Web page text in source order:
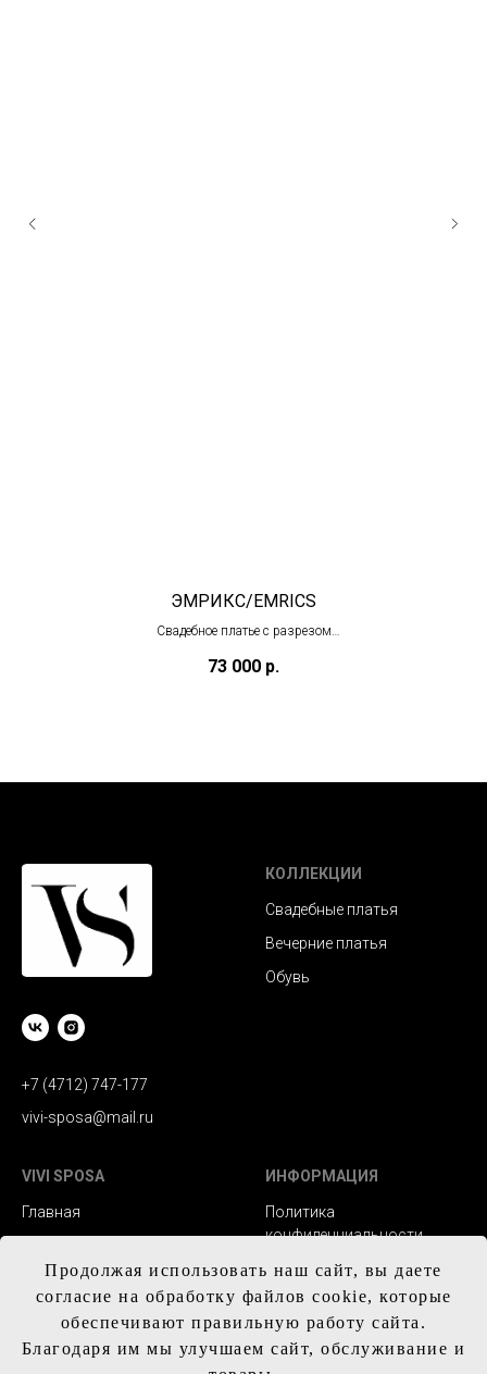
ЭМРИКС/EMRICS
Свадебное платье с разрезом
73 000 р.
Продолжая использовать наш сайт, вы даете
согласие на обработку файлов cookie, которые
обеспечивают правильную работу сайта.
Благодаря им мы улучшаем сайт, обслуживание и
+7 (4712) 747-177
vivi-sposa@mail.ru
КОЛЛЕКЦИИ
Свадебные платья
Вечерние платья
Обувь
VIVI SPOSA
Главная
Контакты
ИНФОРМАЦИЯ
Политика
конфиденциальности
Заказ и сроки
изготовления
Доставка
Обмен и возврат